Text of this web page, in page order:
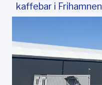
kaffebar i Frihamnen